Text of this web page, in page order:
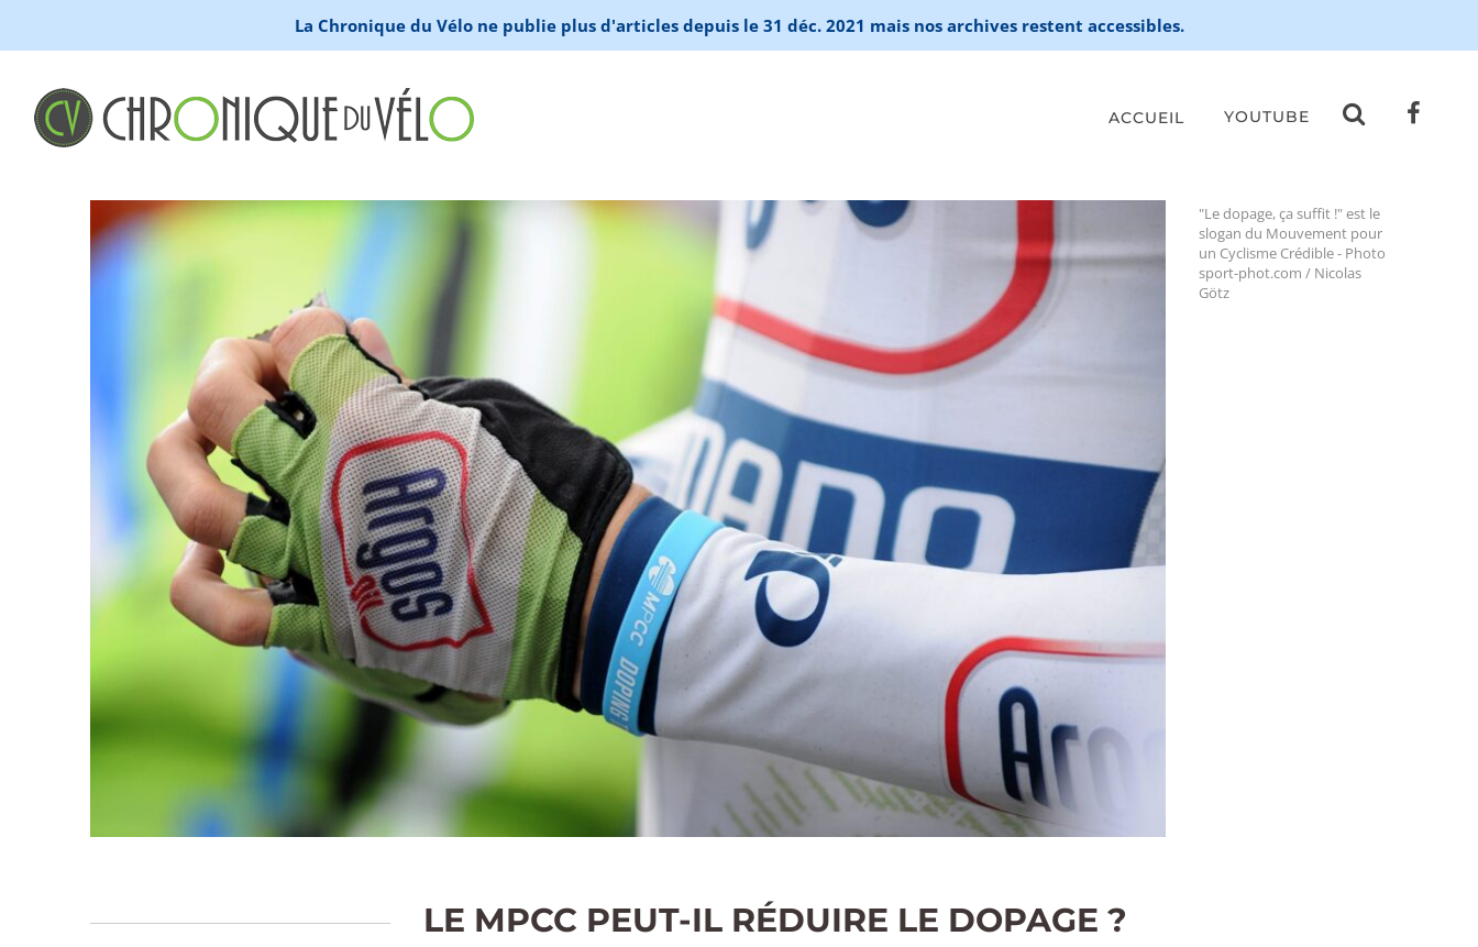
La Chronique du Vélo ne publie plus d'articles depuis le 31 déc. 2021 mais nos archives restent accessibles.
ACCUEIL YOUTUBE
"Le dopage, ça suffit !" est le
slogan du Mouvement pour
un Cyclisme Crédible - Photo
sport-phot.com / Nicolas
Götz
LE MPCC PEUT-IL RÉDUIRE LE DOPAGE ?